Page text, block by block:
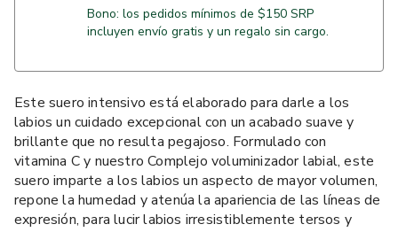
Bono: los pedidos mínimos de $150 SRP
incluyen envío gratis y un regalo sin cargo.
Este suero intensivo está elaborado para darle a los
labios un cuidado excepcional con un acabado suave y
brillante que no resulta pegajoso. Formulado con
vitamina C y nuestro Complejo voluminizador labial, este
suero imparte a los labios un aspecto de mayor volumen,
repone la humedad y atenúa la apariencia de las líneas de
expresión, para lucir labios irresistiblemente tersos y